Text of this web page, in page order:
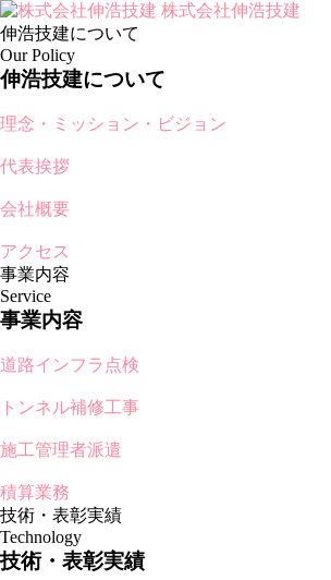
株式会社伸浩技建
伸浩技建について
Our Policy
伸浩技建について
理念・ミッション・ビジョン
代表挨拶
会社概要
アクセス
事業内容
Service
事業内容
道路インフラ点検
トンネル補修工事
施工管理者派遣
積算業務
技術・表彰実績
Technology
技術・表彰実績